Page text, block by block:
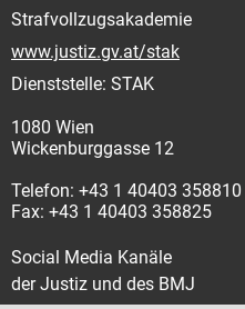
Strafvollzugsakademie
www.justiz.gv.at/stak
Dienststelle: STAK
1080 Wien
Wickenburggasse 12
Telefon: +43 1 40403 358810
Fax: +43 1 40403 358825
Social Media Kanäle
der Justiz und des BMJ